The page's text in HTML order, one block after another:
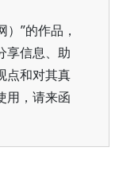
”的作品，
享信息、助
点和对其真
用，请来函